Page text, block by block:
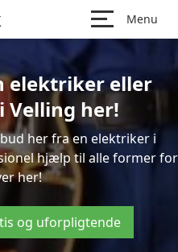
Menu
elektriker eller
her!
her fra en elektriker i
hjælp til alle former for
her!
og uforpligtende